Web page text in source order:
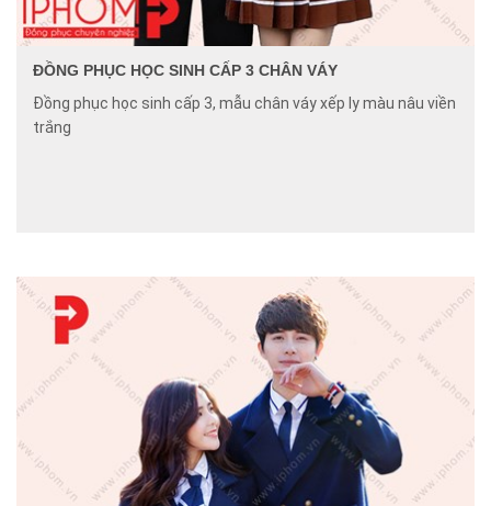
ĐỒNG PHỤC HỌC SINH CẤP 3 CHÂN VÁY
Đồng phục học sinh cấp 3, mẫu chân váy xếp ly màu nâu viền
trắng